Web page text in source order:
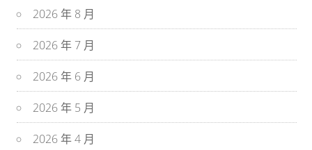
2026 年 8 月
2026 年 7 月
2026 年 6 月
2026 年 5 月
2026 年 4 月